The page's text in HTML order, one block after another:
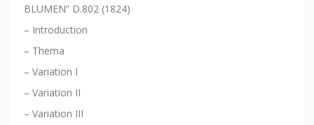
BLUMEN” D.802 (1824)
– Introduction
– Thema
– Variation I
– Variation II
– Variation III